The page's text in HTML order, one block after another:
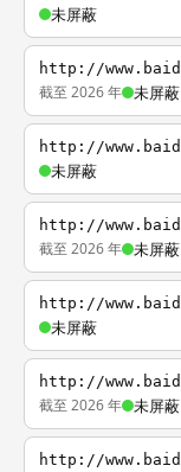
未屏蔽
http://
截至 2026 年 未屏蔽
http://
未屏蔽
http://
截至 2026 年 未屏蔽
http://
未屏蔽
http://
截至 2026 年 未屏蔽
http://